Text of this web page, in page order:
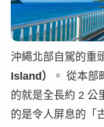
沖繩北部自駕的重
Island）
。 從本
的就是全長約 2 公
的是令人屏息的「